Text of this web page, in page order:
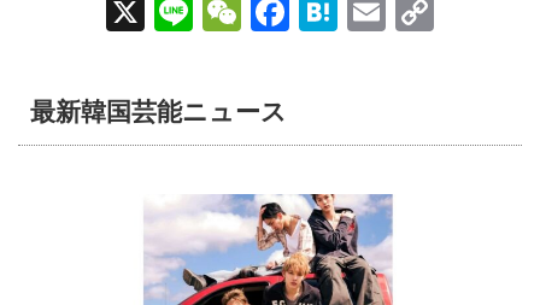
X
Li
W
h
F
o
o
k
H
E
最新韓国芸能ニュース